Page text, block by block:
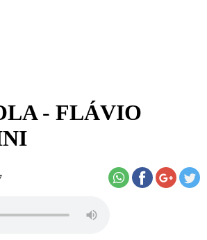
- FLÁVIO